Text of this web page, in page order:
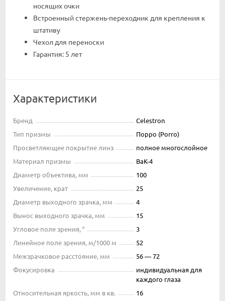
носящих очки
Встроенный стержень-переходник для крепления к
штативу
Чехол для переноски
Гарантия: 5 лет
Характеристики
Бренд
Celestron
Тип призмы
Порро (Porro)
Просветляющее покрытие линз
полное многослойное
Материал призмы
BaK-4
Диаметр объектива, мм
100
Увеличение, крат
25
Диаметр выходного зрачка, мм
4
Вынос выходного зрачка, мм
15
Угловое поле зрения, °
3
Линейное поле зрения, м/1000 м
52
Межзрачковое расстояние, мм
56 — 72
Фокусировка
индивидуальная для
каждого глаза
Относительная яркость, мм в кв.
16